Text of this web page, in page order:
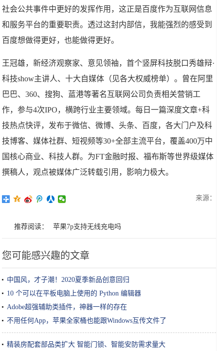
社会公共事件中更好的发挥作用，这正是百度作为互联网信息
和服务平台的重要职责。透过这封内部信，我能强烈的感受到
百度想做得更好，也能做得更好。
王冠雄，新经济观察家、意见领袖，首个竖屏科技脱口秀雄辩·
科技show主讲人、十大自媒体（见各大权威榜单）。曾在阿里
巴巴、360、搜狗、蓝港等著名互联网公司负责相关营销工
作，参与4次IPO，横跨行业主要领域。每日一篇深度文章+科
技热点快评，发布于微信、微博、头条、百度，各大门户及科
技博客、媒体社群、短视频等30+全部主流平台，覆盖400万中
国核心商业、科技人群。为FT金融时报、福布斯等世界级媒体
撰稿人，观点被媒体广泛转载引用，影响力极大。
来源：
推荐阅读： 苹果7p支持无线充电吗
您可能感兴趣的文章
中国风，才子潮！2020夏季新品创意回归
10 个可以在平板电脑上使用的 Python 编辑器
Adobe超强辅助类插件，神器一样的存在
不用任何App，苹果全家桶也能跟Windows互传文件了
精装房配套部品类扩大 智能门锁、智能安防需求量大